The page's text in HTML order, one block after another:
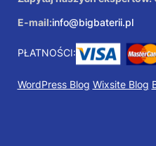
E-mail:info@bigbaterii.pl
PŁATNOŚCI:
WordPress Blog Wixsite Blog